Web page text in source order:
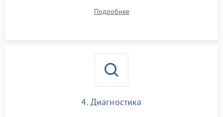
Подробнее
4. Диагностика